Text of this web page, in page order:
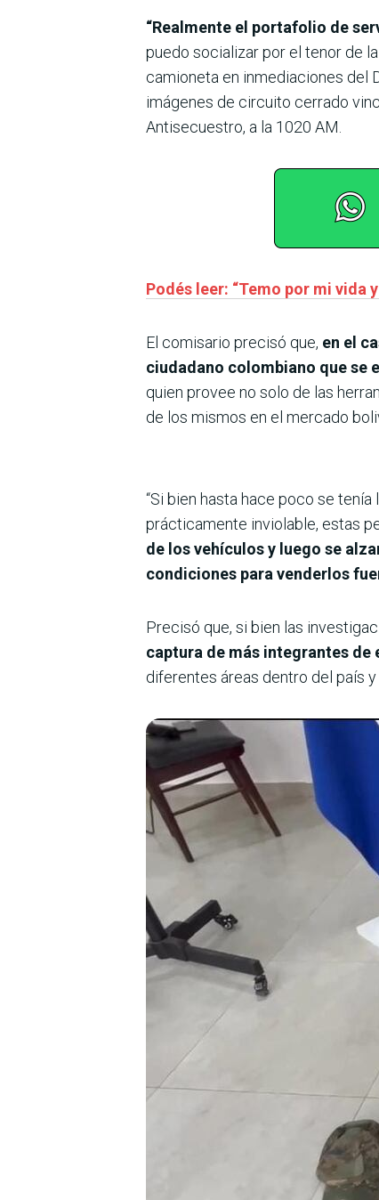
“Realmente el portafolio de
puedo socializar por el tenor de
camioneta en inmediaciones del
imágenes de circuito cerrado
Antisecuestro, a la 1020 AM.
Podés leer: “Temo por mi vida
El comisario precisó que, en el
ciudadano colombiano que se
quien provee no solo de las
de los mismos en el mercado
“Si bien hasta hace poco se
prácticamente inviolable, estas
de los vehículos y luego se
condiciones para venderlos
Precisó que, si bien las
captura de más integrantes de
diferentes áreas dentro del país